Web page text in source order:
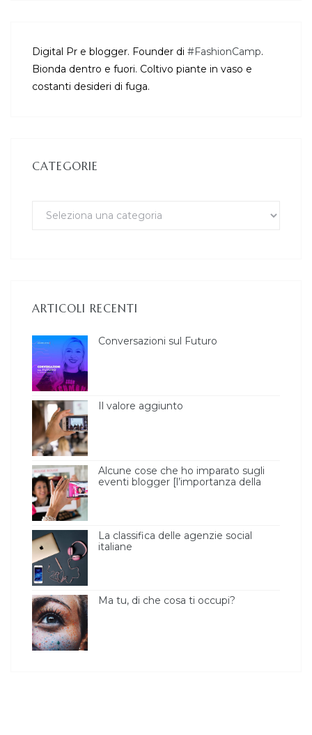
Digital Pr e blogger. Founder di #FashionCamp.
Bionda dentro e fuori. Coltivo piante in vaso e
costanti desideri di fuga.
CATEGORIE
ARTICOLI RECENTI
Conversazioni sul Futuro
Il valore aggiunto
Alcune cose che ho imparato sugli
eventi blogger [l’importanza della
La classifica delle agenzie social
italiane
Ma tu, di che cosa ti occupi?